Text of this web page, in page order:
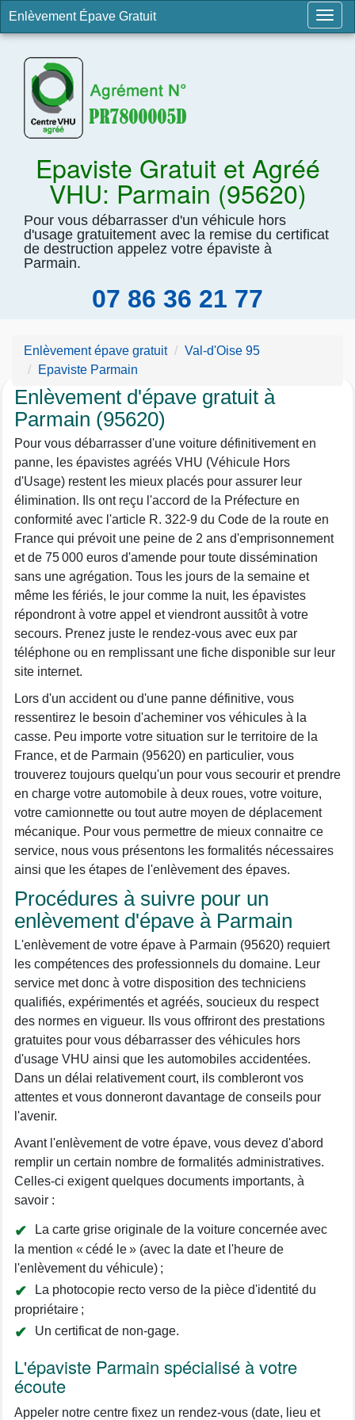
Enlèvement Épave Gratuit
Epaviste Gratuit et Agréé
VHU: Parmain (95620)
Pour vous débarrasser d'un véhicule hors
d'usage gratuitement avec la remise du certificat
de destruction appelez votre épaviste à
Parmain.
07 86 36 21 77
Enlèvement épave gratuit
Val-d'Oise 95
Epaviste Parmain
Enlèvement d'épave gratuit à
Parmain (95620)
Pour vous débarrasser d'une voiture définitivement en
panne, les épavistes agréés VHU (Véhicule Hors
d'Usage) restent les mieux placés pour assurer leur
élimination. Ils ont reçu l'accord de la Préfecture en
conformité avec l'article R. 322-9 du Code de la route en
France qui prévoit une peine de 2 ans d'emprisonnement
et de 75 000 euros d'amende pour toute dissémination
sans une agrégation. Tous les jours de la semaine et
même les fériés, le jour comme la nuit, les épavistes
répondront à votre appel et viendront aussitôt à votre
secours. Prenez juste le rendez-vous avec eux par
téléphone ou en remplissant une fiche disponible sur leur
site internet.
Lors d'un accident ou d'une panne définitive, vous
ressentirez le besoin d'acheminer vos véhicules à la
casse. Peu importe votre situation sur le territoire de la
France, et de Parmain (95620) en particulier, vous
trouverez toujours quelqu'un pour vous secourir et prendre
en charge votre automobile à deux roues, votre voiture,
votre camionnette ou tout autre moyen de déplacement
mécanique. Pour vous permettre de mieux connaitre ce
service, nous vous présentons les formalités nécessaires
ainsi que les étapes de l'enlèvement des épaves.
Procédures à suivre pour un
enlèvement d'épave à Parmain
L'enlèvement de votre épave à Parmain (95620) requiert
les compétences des professionnels du domaine. Leur
service met donc à votre disposition des techniciens
qualifiés, expérimentés et agréés, soucieux du respect
des normes en vigueur. Ils vous offriront des prestations
gratuites pour vous débarrasser des véhicules hors
d'usage VHU ainsi que les automobiles accidentées.
Dans un délai relativement court, ils combleront vos
attentes et vous donneront davantage de conseils pour
l'avenir.
Avant l'enlèvement de votre épave, vous devez d'abord
remplir un certain nombre de formalités administratives.
Celles-ci exigent quelques documents importants, à
savoir :
La carte grise originale de la voiture concernée avec
la mention « cédé le » (avec la date et l'heure de
l'enlèvement du véhicule) ;
La photocopie recto verso de la pièce d'identité du
propriétaire ;
Un certificat de non-gage.
L'épaviste Parmain spécialisé à votre
écoute
Appeler notre centre fixez un rendez-vous (date, lieu et